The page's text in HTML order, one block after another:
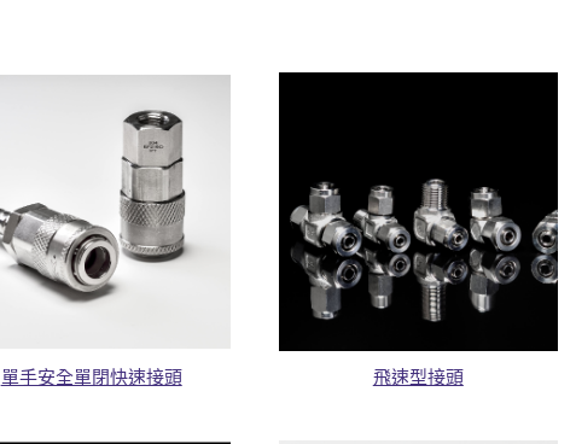
單手安全單閉快速接頭 飛速型接頭